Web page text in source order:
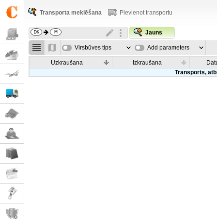
Transporta meklēšana Pievienot transportu
Jauns
Virsbūves tips Add parameters
Uzkraušana Izkraušana
Transports,